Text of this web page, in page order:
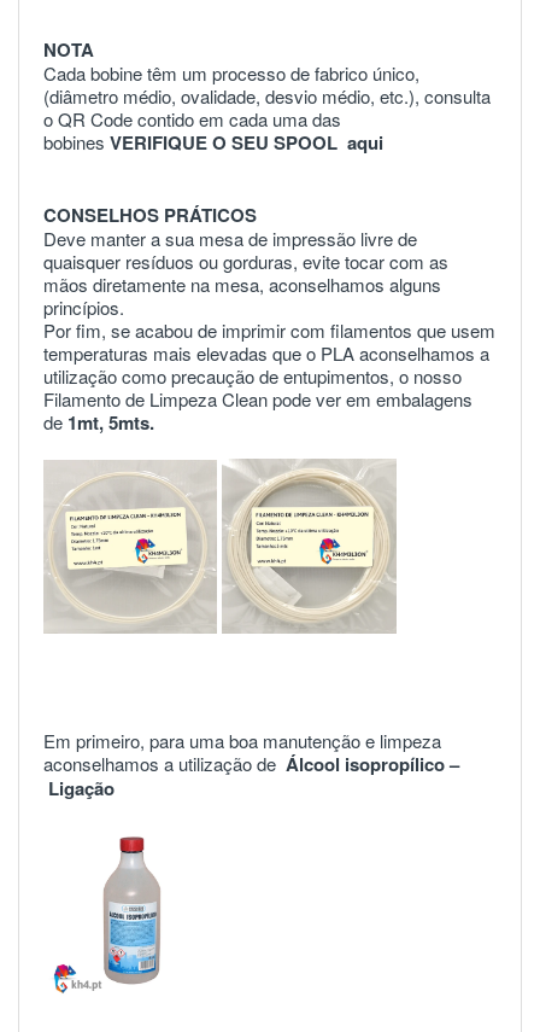
NOTA
Cada bobine têm um processo de fabrico único,
(diâmetro médio, ovalidade, desvio médio, etc.), consulta
o QR Code contido em cada uma das
bobines VERIFIQUE O SEU SPOOL aqui
CONSELHOS PRÁTICOS
Deve manter a sua mesa de impressão livre de
quaisquer resíduos ou gorduras, evite tocar com as
mãos diretamente na mesa, aconselhamos alguns
princípios.
Por fim, se acabou de imprimir com filamentos que usem
temperaturas mais elevadas que o PLA aconselhamos a
utilização como precaução de entupimentos, o nosso
Filamento de Limpeza Clean pode ver em embalagens
de 1mt,5mts.
Em primeiro, para uma boa manutenção e limpeza
aconselhamos a utilização de Álcool isopropílico –
Ligação